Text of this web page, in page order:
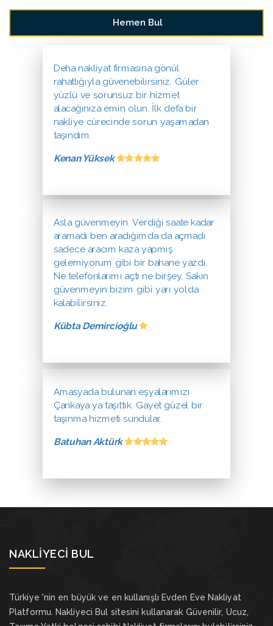
Deha nakliyat firmasına gönül
rahatlığıyla güvenebilirsiniz. Güler
yüzlü ve sorunsuz bir hizmet
alacağınıza emin olun. İlk defa bir
nakliye cürecinde sorun yaşamadan
taşındım.
Kenan Yüksek
Asla güvenmeyin. Verdiği saate kadar
aramadı ben aradığımda da açmadı
sadece aracım kaza yapmış
gelemiyorum gibi bir bahane yazdı.
Ne telefonlarımı açtı ne birşey. Sakın
güvenmeyin bizim gibi yarı yolda
kalabilirsiniz.
Kübta Demircioğlu
Amasyada bulunan eşyalarımızı
Çankaya ya taşıttık. Gayet güzel bir
taşınma hizmeti sundular.
Batuhan Aktürk
NAKLIYECI BUL
Türkiye 'nin en büyük ve en kullanışlı Evden Eve Nakliyat
Platformu. Nakliyeci Bul sitesini kullanarak Güvenilir, Ucuz,